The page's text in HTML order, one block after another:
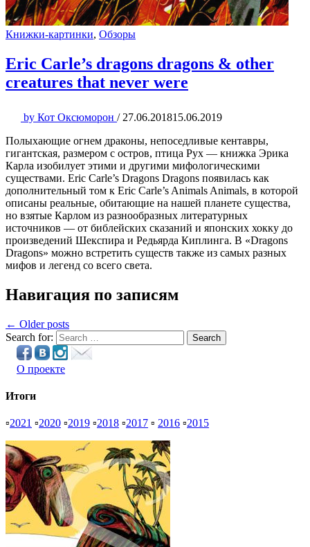
Книжки-картинки, Обзоры
Eric Carle’s dragons dragons & other
creatures that never were
by Кот Оксюморон / 27.06.201815.06.2019
Полыхающие огнем драконы, непоседливые кентавры,
гигантская, размером с остров, птица Рух — книжка Эрика
Карла изобилует этими и другими мифологическими
существами. Eric Carle’s Dragons Dragons появилась как
дополнительный том к Eric Carle’s Animals Animals, в которой
описаны реальные, обитающие на нашей планете существа,
но взятые Карлом из разнообразных литературных
источников — от библейских сказаний и японских хокку до
произведений Шекспира и Редьярда Киплинга. В «Dragons
Dragons» можно встретить существ также из самых разных
мифов и легенд со всего света.
Навигация по записям
← Older posts
Search for:
Search
О проекте
Итоги
▫2021 ▫2020 ▫2019 ▫2018 ▫2017 ▫ 2016 ▫2015